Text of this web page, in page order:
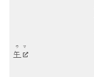
午
ウマ